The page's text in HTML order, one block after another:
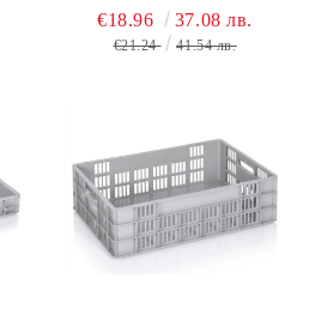
ЗА ФАРМАЦИЯ,
ИНДУСТРИЯ И
€18.96 37.08 лв.
€21.24 41.54 лв.